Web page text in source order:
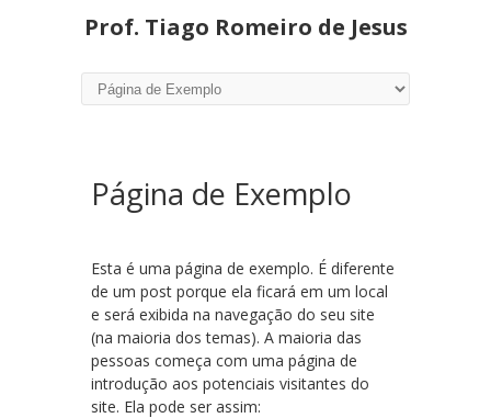
Prof. Tiago Romeiro de Jesus
Página de Exemplo
Esta é uma página de exemplo. É diferente
de um post porque ela ficará em um local
e será exibida na navegação do seu site
(na maioria dos temas). A maioria das
pessoas começa com uma página de
introdução aos potenciais visitantes do
site. Ela pode ser assim: